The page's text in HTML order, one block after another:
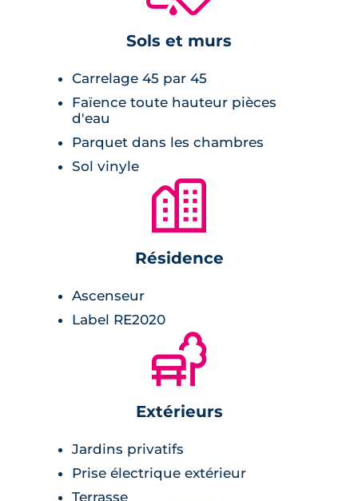
Sols et murs
Carrelage 45 par 45
Faïence toute hauteur pièces
d'eau
Parquet dans les chambres
Sol vinyle
🏙
Résidence
Ascenseur
Label RE2020
🌲
Extérieurs
Jardins privatifs
Prise électrique extérieur
Terrasse